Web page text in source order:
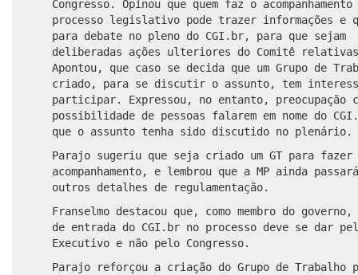
Congresso. Opinou que quem faz o acompanhamento
processo legislativo pode trazer informações e
para debate no pleno do CGI.br, para que sejam
deliberadas ações ulteriores do Comitê
Apontou, que caso se decida que um Grupo de
criado, para se discutir o assunto, tem
participar. Expressou, no entanto, preocupação
possibilidade de pessoas falarem em nome do
que o assunto tenha sido discutido no plenário.
Parajo sugeriu que seja criado um GT para fazer
acompanhamento, e lembrou que a MP ainda
outros detalhes de regulamentação.
Franselmo destacou que, como membro do
de entrada do CGI.br no processo deve se dar
Executivo e não pelo Congresso.
Parajo reforçou a criação do Grupo de Trabalho